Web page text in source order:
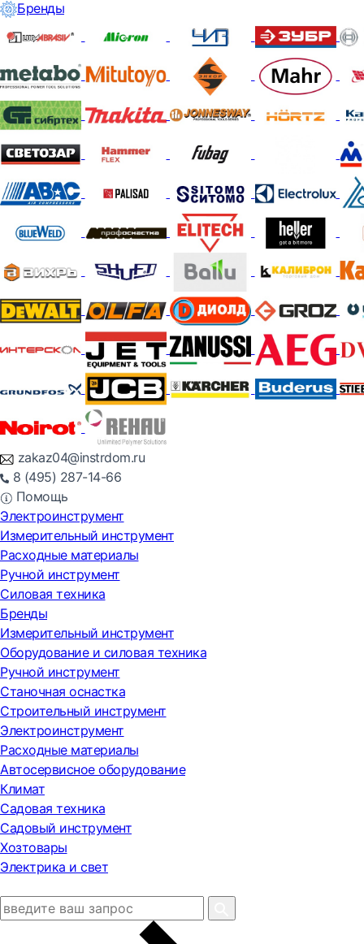
Бренды
zakaz04@instrdom.ru
8 (495) 287-14-66
Помощь
Электроинструмент
Измерительный инструмент
Расходные материалы
Ручной инструмент
Силовая техника
Бренды
Измерительный инструмент
Оборудование и силовая техника
Ручной инструмент
Станочная оснастка
Строительный инструмент
Электроинструмент
Расходные материалы
Автосервисное оборудование
Климат
Садовая техника
Садовый инструмент
Хозтовары
Электрика и свет